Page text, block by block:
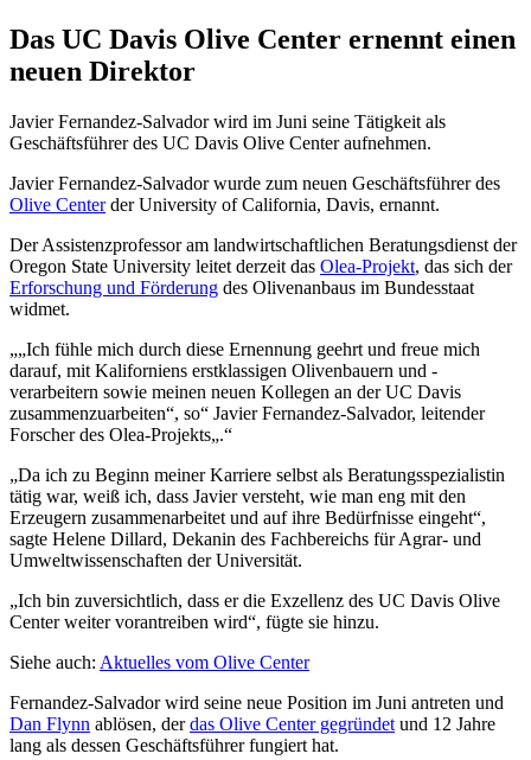
Das UC Davis Olive Center ernennt einen
neuen Direktor
Javier Fernandez-Salvador wird im Juni seine Tätigkeit als
Geschäftsführer des UC Davis Olive Center aufnehmen.
Javier Fernandez-Salvador wurde zum neuen Geschäftsführer des
Olive Centerder University of California, Davis, ernannt.
Der Assistenzprofessor am landwirtschaftlichen Beratungsdienst der
Oregon State University leitet derzeit das Olea-Projekt, das sich der
Erforschung und Förderung des Olivenanbaus im Bundesstaat
widmet.
„Ich fühle mich durch diese Ernennung geehrt und freue mich
darauf, mit Kaliforniens erstklassigen Olivenbauern und -
verarbeitern sowie meinen neuen Kollegen an der UC Davis
zusammenzuarbeiten“, so
Javier Fernandez-Salvador, leitender
Forscher des Olea-Projekts .
„Da ich zu Beginn meiner Karriere selbst als Beratungsspezialistin
tätig war, weiß ich, dass Javier versteht, wie man eng mit den
Erzeugern zusammenarbeitet und auf ihre Bedürfnisse eingeht“,
sagte Helene Dillard, Dekanin des Fachbereichs für Agrar- und
Umweltwissenschaften der Universität.
„Ich bin zuversichtlich, dass er die Exzellenz des UC Davis Olive
Center weiter vorantreiben wird“, fügte sie hinzu.
Siehe auch: Aktuelles vom Olive Center
Fernandez-Salvador wird seine neue Position im Juni antreten und
Dan Flynn ablösen, derdas Olive Center gegründet und 12 Jahre
lang als dessen Geschäftsführer fungiert hat.